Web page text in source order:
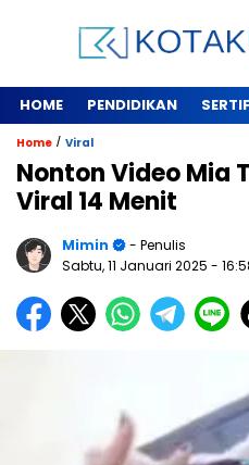
HOME PENDIDIKAN
Home / Viral
Nonton Video Mia
Viral 14 Menit
Mimin
- Penulis
Sabtu, 11 Januari 2025 -